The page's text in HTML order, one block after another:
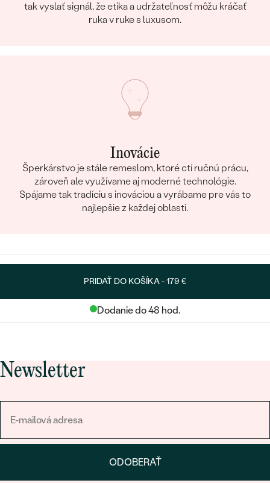
tak vyslať signál, že etika a udržateľnosť môžu kráčať
ruka v ruke s luxusom.
Inovácie
Šperkárstvo je stále remeslom, ktoré ctí ručnú prácu,
zároveň ale využívame aj moderné technológie.
Spájame tak tradíciu s inováciou a vyrábame pre vás to
najlepšie z každej oblasti.
PRIDAŤ DO KOŠÍKA -179 €
Dodanie do 48 hod.
Newsletter
ODOBERAŤ